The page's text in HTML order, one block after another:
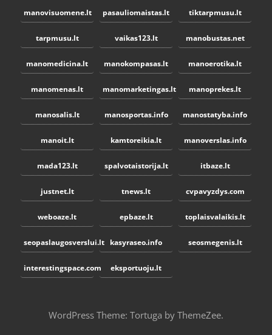
manovisuomene.lt pasauliomaistas.lt tiktarpmusu.lt
tarpmusu.lt vaikas123.lt manobustas.net
manomedicina.lt manokompasas.lt manoerotika.lt
manomenas.lt manomarketingas.lt manoprekes.lt
manosalis.lt manosportas.info manostatyba.info
manoit.lt kamtoreikia.lt manoverslas.info
mada123.lt spalvotaistorija.lt itbaze.lt
justnet.lt tnews.lt cvpavyzdys.com
weboaze.lt epbaze.lt toplaisvalaikis.lt
seopaslaugosverslui.lt kasyraseo.info seosmegenis.lt
interestingspace.com eksportuoju.lt
WordPress Theme: Tortuga by ThemeZee.